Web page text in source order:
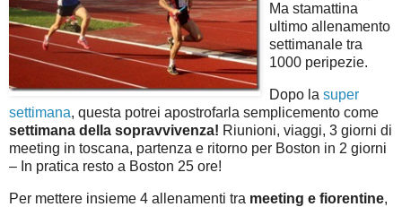
Ma stamattina
ultimo allenamento
settimanale tra
1000 peripezie.
Dopo la super
settimana, questa potrei apostrofarla semplicemento come
settimana della sopravvivenza! Riunioni, viaggi, 3 giorni di
meeting in toscana, partenza e ritorno per Boston in 2 giorni
– In pratica resto a Boston 25 ore!
Per mettere insieme 4 allenamenti tra meeting e fiorentine,